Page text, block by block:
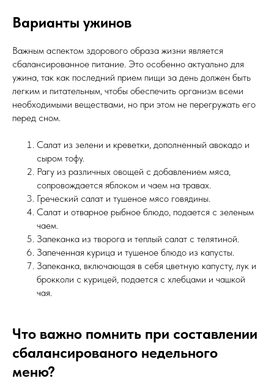
Варианты ужинов
Важным аспектом здорового образа жизни является
сбалансированное питание. Это особенно актуально для
ужина, так как последний прием пищи за день должен быть
легким и питательным, чтобы обеспечить организм всеми
необходимыми веществами, но при этом не перегружать его
перед сном.
Салат из зелени и креветки, дополненный авокадо и
сыром тофу.
Рагу из различных овощей с добавлением мяса,
сопровождается яблоком и чаем на травах.
Греческий салат и тушеное мясо говядины.
Салат и отварное рыбное блюдо, подается с зеленым
чаем.
Запеканка из творога и теплый салат с телятиной.
Запеченная курица и тушеное блюдо из капусты.
Запеканка, включающая в себя цветную капусту, лук и
брокколи с курицей, подается с хлебцами и чашкой
чая.
Что важно помнить при составлении
сбалансированого недельного
меню?